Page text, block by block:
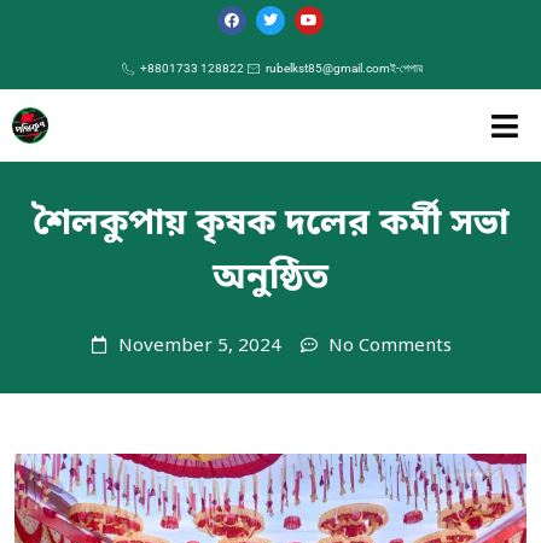
+8801733 128822 rubelkst85@gmail.comই-পেপার
শৈলকুপায় কৃষক দলের কর্মী সভা
অনুষ্ঠিত
November 5, 2024 No Comments